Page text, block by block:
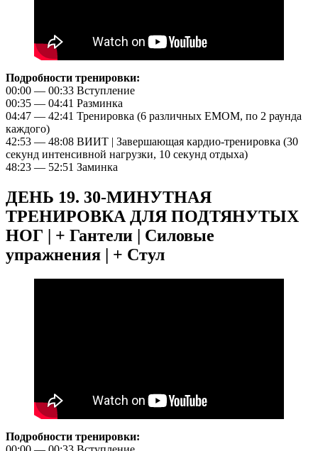
Подробности тренировки:
00:00 — 00:33 Вступление
00:35 — 04:41 Разминка
04:47 — 42:41 Тренировка (6 различных EMOM, по 2 раунда
каждого)
42:53 — 48:08 ВИИТ | Завершающая кардио-тренировка (30
секунд интенсивной нагрузки, 10 секунд отдыха)
48:23 — 52:51 Заминка
ДЕНЬ 19. 30-МИНУТНАЯ
ТРЕНИРОВКА ДЛЯ ПОДТЯНУТЫХ
НОГ | + Гантели | Силовые
упражнения | + Стул
Подробности тренировки: